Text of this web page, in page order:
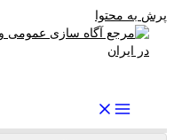
پرش به محتوا